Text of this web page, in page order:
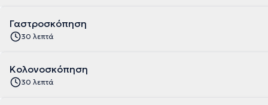
Γαστροσκόπηση
30 λεπτά
Κολονοσκόπηση
30 λεπτά